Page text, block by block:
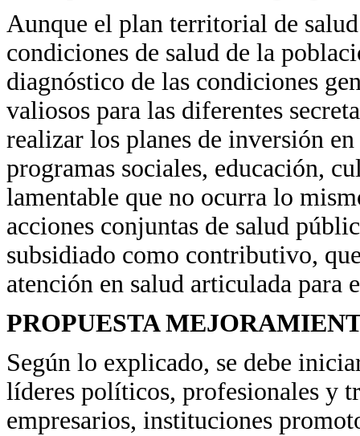
Aunque el plan territorial de
condiciones de salud de la
diagnóstico de las condiciones
valiosos para las diferentes
realizar los planes de inversión
programas sociales, educación,
lamentable que no ocurra lo
acciones conjuntas de salud
subsidiado como contributivo,
atención en salud articulada
PROPUESTA
Según lo explicado, se debe
líderes políticos, profesionales y
empresarios, instituciones